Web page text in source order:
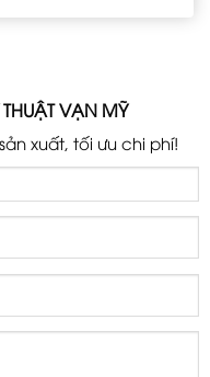
VẠN MỸ
xuất, tối ưu chi phí!